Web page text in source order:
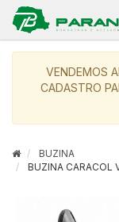
VENDEMOS
CADASTRO
BUZINA
BUZINA CARACOL